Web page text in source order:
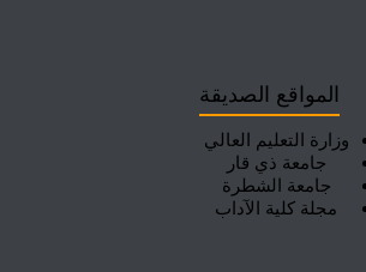
المواقع الصديقة
وزارة التعليم العالي
جامعة ذي قار
جامعة الشطرة
مجلة كلية الآداب